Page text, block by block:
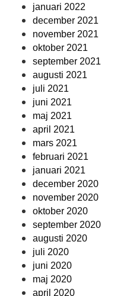
januari 2022
december 2021
november 2021
oktober 2021
september 2021
augusti 2021
juli 2021
juni 2021
maj 2021
april 2021
mars 2021
februari 2021
januari 2021
december 2020
november 2020
oktober 2020
september 2020
augusti 2020
juli 2020
juni 2020
maj 2020
april 2020